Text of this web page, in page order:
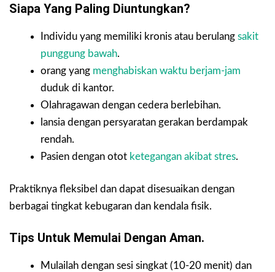
Siapa Yang Paling Diuntungkan?
Individu yang memiliki kronis atau berulang sakit
punggung bawah.
orang yang menghabiskan waktu berjam-jam
duduk di kantor.
Olahragawan dengan cedera berlebihan.
lansia dengan persyaratan gerakan berdampak
rendah.
Pasien dengan otot ketegangan akibat stres.
Praktiknya fleksibel dan dapat disesuaikan dengan
berbagai tingkat kebugaran dan kendala fisik.
Tips Untuk Memulai Dengan Aman.
Mulailah dengan sesi singkat (10-20 menit) dan